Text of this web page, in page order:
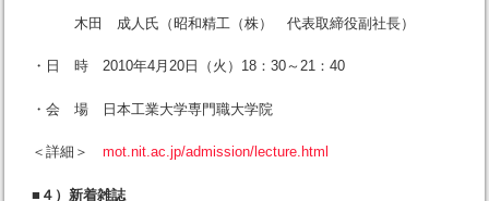
木田 成人氏（昭和精工（株） 代表取締役副社長）
・日 時 2010年4月20日（火）18：30～21：40
・会 場 日本工業大学専門職大学院
＜詳細＞ mot.nit.ac.jp/admission/lecture.html
■４）新着雑誌